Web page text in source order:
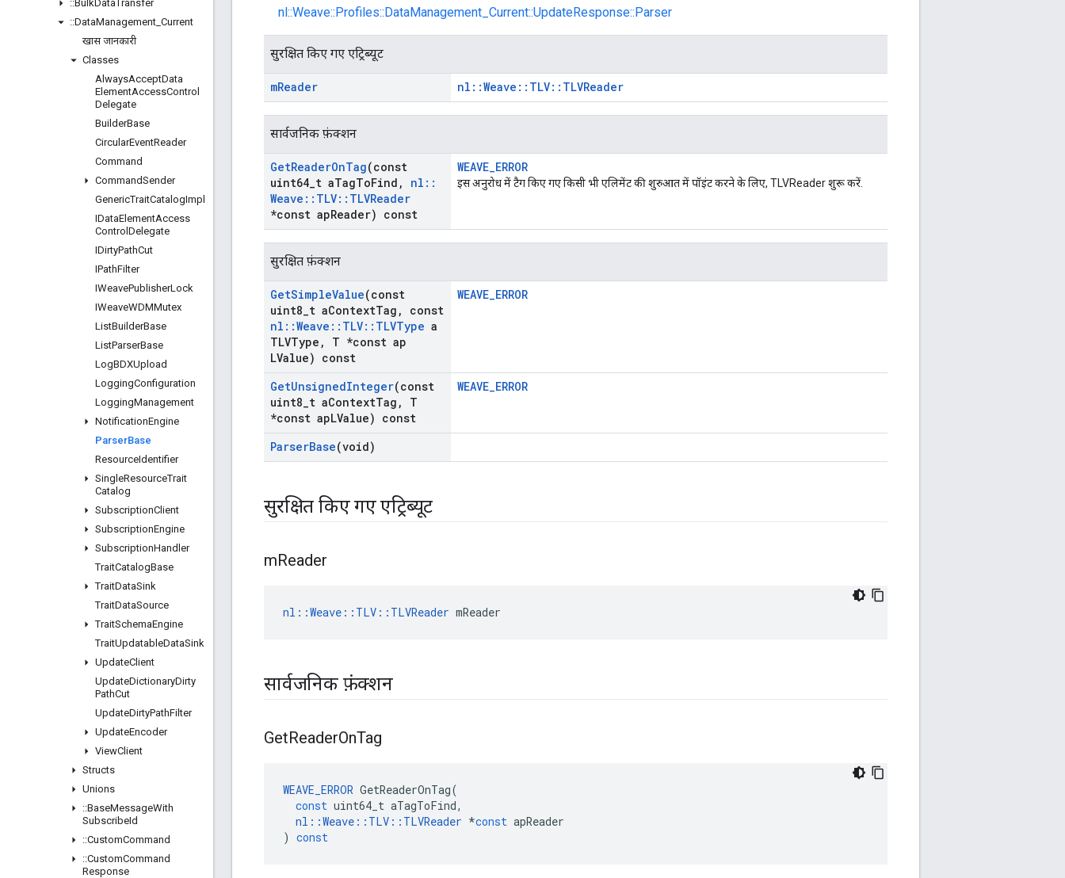
::BulkDataTransfer
::DataManagement Current
खास जानकारी
Classes
AlwaysAcceptData
ElementAccessControl
Delegate
BuilderBase
CircularEventReader
Command
CommandSender
GenericTraitCatalogImpl
IDataElementAccess
Control Delegate
IDirtyPathCut
IPathFilter
IWeavePublisherLock
IWeaveWDMMutex
ListBuilderBase
ListParserBase
LogBDXUpload
LoggingConfiguration
LoggingManagement
NotificationEngine
ParserBase
ResourceIdentifier
SingleResourceTrait
Catalog
SubscriptionClient
SubscriptionEngine
SubscriptionHandler
TraitCatalogBase
TraitDataSink
TraitDataSource
TraitSchemaEngine
TraitUpdatableDataSink
UpdateClient
UpdateDictionaryDirty
PathCut
UpdateDirtyPathFilter
UpdateEncoder
ViewClient
Structs
Unions
::BaseMessageWith
SubscribeId
::CustomCommand
::CustomCommand
Response
nl::Weave::Profiles::DataManagement_Current::UpdateResponse::Parser
सुरक्षित किए गए एट्रिब्यूट
mReader nl::Weave::TLV::TLVReader
सार्वजनिक फ़ंक्शन
GetReaderOnTag(const
uint64 t aTagToFind , nl ::
Weave :: TLV:: TLVReader
*const apReader) const
WEAVE_ERROR
इस अनुरोध में टैग किए गए किसी भी एलिमेंट की शुरुआत में पॉइंट करने के लिए, TLVReader शुरू करें.
सुरक्षित फ़ंक्शन
GetSimpleValue(const
uint8 t aContextTag ,
const
nl ::Weave :: TLV:: TLVType a
TLVType ,
T *const ap
LValue) const
WEAVE_ERROR
GetUnsignedInteger(const
uint8 t aContextTag ,
T
*const apLValue) const
WEAVE_ERROR
ParserBase(void)
सुरक्षित किए गए एट्रिब्यूट
mReader
nl::Weave::TLV::TLVReader mReader
सार्वजनिक फ़ंक्शन
GetReaderOnTag
WEAVE_ERROR GetReaderOnTag(
const uint64_t aTagToFind,
nl ::Weave :: TLV :: TLVReader *const apReader
) const